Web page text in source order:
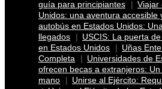
guía para principiantes
Viajar
Unidos: una aventura accesible
autobús en Estados Unidos:
llegados
USCIS: La puerta
en Estados Unidos
Uñas
Completa
Universidades de
ofrecen becas a extranjeros:
mano
Unirse al Ejército: